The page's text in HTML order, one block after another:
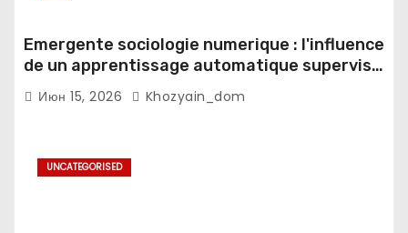
Emergente sociologie numerique : l'influence
de un apprentissage automatique supervise
sur les espaces domestiques
Июн 15, 2026 Khozyain_dom
UNCATEGORISED